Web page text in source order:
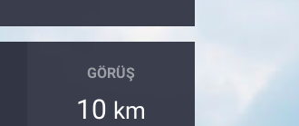
GÖRÜŞ
10 km